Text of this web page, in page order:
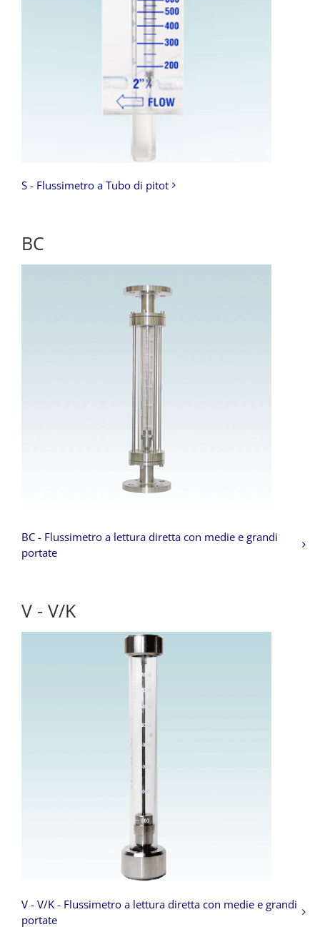
S - Flussimetro a Tubo di pitot
BC
BC - Flussimetro a lettura diretta con medie e grandi
portate
V - V/K
V - V/K - Flussimetro a lettura diretta con medie e grandi
portate